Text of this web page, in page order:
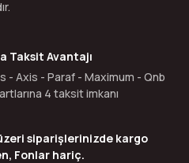
Taksit Avantajı
- Axis - Paraf - Maximum - Qnb
4 taksit imkanı
siparişlerinizde kargo
Fonlar hariç.